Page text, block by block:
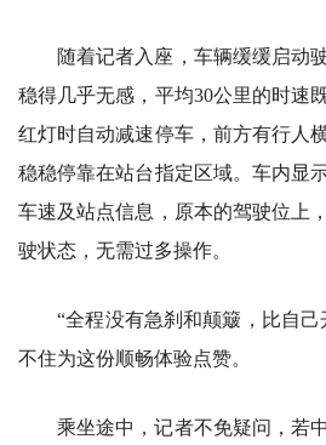
随着记者入座，车辆缓缓启动
稳得几乎无感，平均30公里的时速
红灯时自动减速停车，前方有行人
稳稳停靠在站台指定区域。车内显
车速及站点信息，原本的驾驶位上
驶状态，无需过多操作。
“全程没有急刹和颠簸，比自
不住为这份顺畅体验点赞。
乘坐途中，记者不免疑问，若